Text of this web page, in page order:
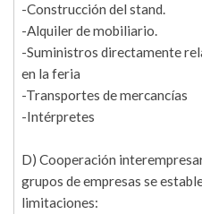
-Construcción del stand.
-Alquiler de mobiliario.
-Suministros directamente
en la feria
-Transportes de mercancías
-Intérpretes
D) Cooperación
grupos de empresas se
limitaciones: